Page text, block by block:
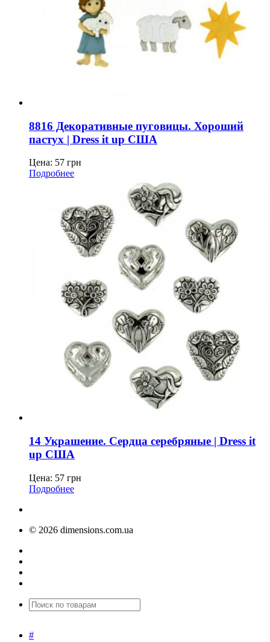
8816 Декоративные пуговицы. Хороший
пастух | Dress it up США
Цена: 57 грн
Подробнее
14 Украшение. Сердца серебряные | Dress it
up США
Цена: 57 грн
Подробнее
© 2026 dimensions.com.ua
#